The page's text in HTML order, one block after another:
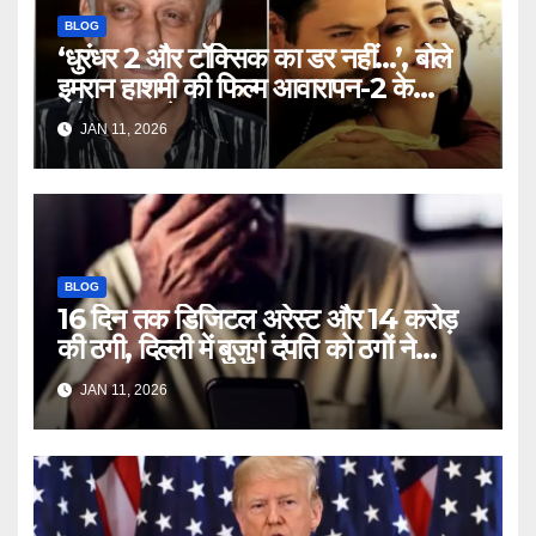
BLOG
‘धुरंधर 2 और टॉक्सिक का डर नहीं…’, बोले
इमरान हाशमी की फिल्म आवारापन-2 के
प्रोड्यूसर मुकेश भट्ट – Mukesh
Bhatt on Emraan Hashmi
Awarapan 2 delay release
date tmovg
JAN 11, 2026
BLOG
16 दिन तक डिजिटल अरेस्ट और 14 करोड़
की ठगी, दिल्ली में बुजुर्ग दंपति को ठगों ने
लगाया चूना – Delhi Cyber Fraud
elderly couple digital arrest
duped crores ntc rttm
JAN 11, 2026